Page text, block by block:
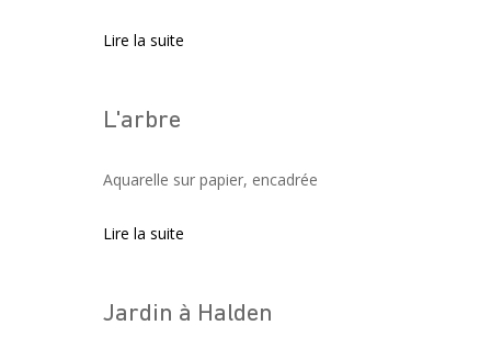
Lire la suite
L'arbre
Aquarelle sur papier, encadrée
Lire la suite
Jardin à Halden